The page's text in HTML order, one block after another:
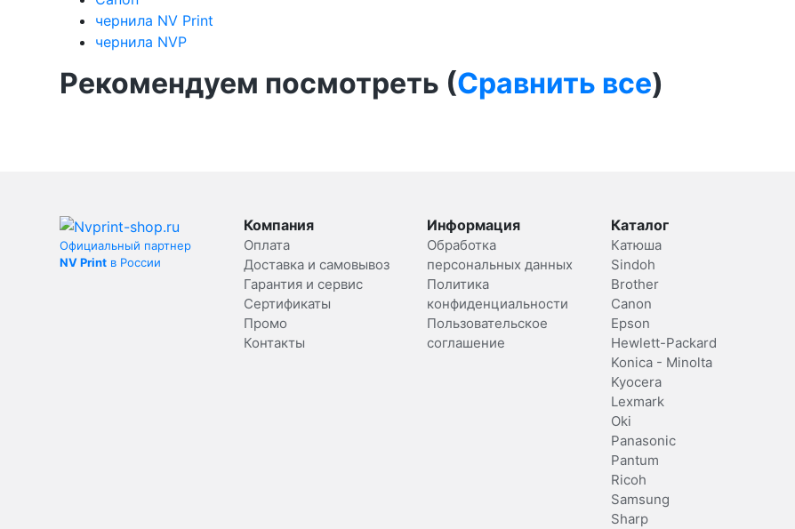
чернила NV Print
чернила NVP
Рекомендуем посмотреть (Сравнить все)
Официальный партнер
NV Print в России
Компания
Оплата
Доставка и самовывоз
Гарантия и сервис
Сертификаты
Промо
Контакты
Информация
Обработка
персональных данных
Политика
конфиденциальности
Пользовательское
соглашение
Каталог
Катюша
Sindoh
Brother
Canon
Epson
Hewlett-Packard
Konica - Minolta
Kyocera
Lexmark
Oki
Panasonic
Pantum
Ricoh
Samsung
Sharp